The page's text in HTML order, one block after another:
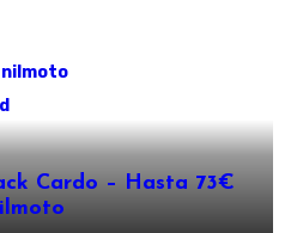
nilmoto
Cardo – Hasta 73€